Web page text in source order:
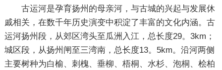
古运河是孕育扬州的母亲河，与古城的兴起与发展休
戚相关，在数千年历史演变中积淀了丰富的文化内涵。古
运河扬州段，从郊区湾头至瓜洲入江，总长度29。3km；
城区段，从扬州闸至三湾南，总长度13。5km。沿河两侧
主要树种为白榆、刺槐、垂柳、梧桐、水杉、泡桐、桧柏